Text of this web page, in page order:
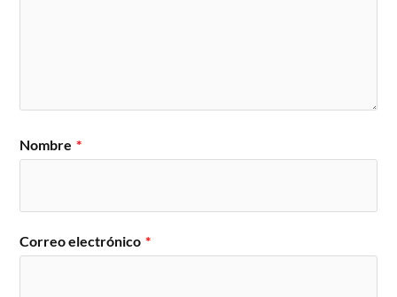
Nombre *
Correo electrónico *